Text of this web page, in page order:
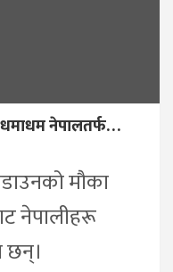
धमाधम नेपालतर्फ…
मौका
नेपालीहरू
छन्।